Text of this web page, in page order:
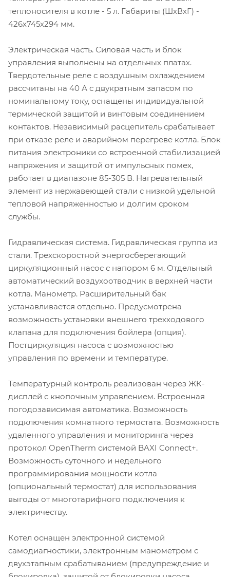
теплоносителя в котле - 5 л. Габариты (ШхВхГ) -
426х745х294 мм.
Электрическая часть. Силовая часть и блок
управления выполнены на отдельных платах.
Твердотельные реле с воздушным охлаждением
рассчитаны на 40 А с двукратным запасом по
номинальному току, оснащены индивидуальной
термической защитой и винтовым соединением
контактов. Независимый расцепитель срабатывает
при отказе реле и аварийном перегреве котла. Блок
питания электроники со встроенной стабилизацией
напряжения и защитой от импульсных помех,
работает в диапазоне 85-305 В. Нагревательный
элемент из нержавеющей стали с низкой удельной
тепловой напряженностью и долгим сроком
службы.
Гидравлическая система. Гидравлическая группа из
стали. Трехскоростной энергосберегающий
циркуляционный насос с напором 6 м. Отдельный
автоматический воздухоотводчик в верхней части
котла. Манометр. Расширительный бак
устанавливается отдельно. Предусмотрена
возможность установки внешнего трехходового
клапана для подключения бойлера (опция).
Постциркуляция насоса с возможностью
управления по времени и температуре.
Температурный контроль реализован через ЖК-
дисплей с кнопочным управлением. Встроенная
погодозависимая автоматика. Возможность
подключения комнатного термостата. Возможность
удаленного управления и мониторинга через
протокол OpenTherm системой BAXI Connect+.
Возможность суточного и недельного
программирования мощности котла
(опциональный термостат) для использования
выгоды от многотарифного подключения к
электричеству.
Котел оснащен электронной системой
самодиагностики, электронным манометром с
двухэтапным срабатыванием (предупреждение и